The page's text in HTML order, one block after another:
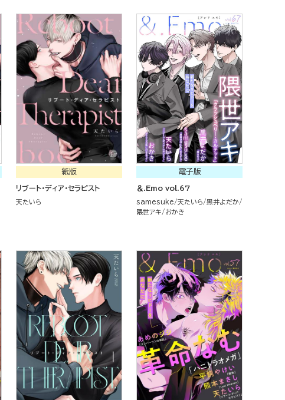
紙版
リブート・ディア・セラピスト
天たいら
電子版
＆.Emo vol.67
samesuke 天たいら
黒井よだか
隈世アキ
おかき